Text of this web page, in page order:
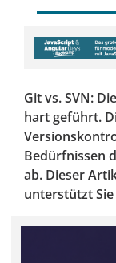
Git vs. SVN:
hart geführt.
Bedürfnissen
ab. Dieser
unterstützt